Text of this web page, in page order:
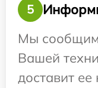
5
Мы сообщим
Вашей
доставит